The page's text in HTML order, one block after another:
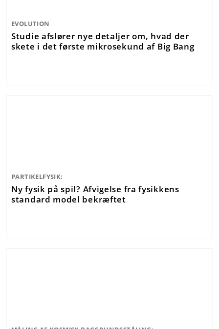
EVOLUTION
Studie afslører nye detaljer om, hvad der
skete i det første mikrosekund af Big Bang
PARTIKELFYSIK:
Ny fysik på spil? Afvigelse fra fysikkens
standard model bekræftet